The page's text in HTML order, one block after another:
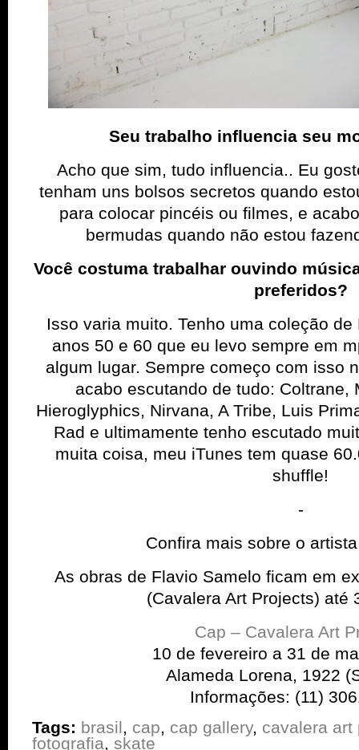
Seu trabalho influencia seu
Acho que sim, tudo influencia.. Eu
tenham uns bolsos secretos quando
para colocar pincéis ou filmes, e
bermudas quando não estou
Você costuma trabalhar ouvindo
preferidos?
Isso varia muito. Tenho uma coleção
anos 50 e 60 que eu levo sempre em
algum lugar. Sempre começo com isso
acabo escutando de tudo: Coltrane,
Hieroglyphics, Nirvana, A Tribe, Luis
Rad e ultimamente tenho escutado
muita coisa, meu iTunes tem quase
shuffle!
-
Confira mais sobre o artista
As obras de Flavio Samelo ficam em
(Cavalera Art Projects) até
Cap – Cavalera Art
10 de fevereiro a 31 de
Alameda Lorena, 1922
Informações: (11)
Tags: brasil, cap, cap gallery, cavalera art
fotografia, skate